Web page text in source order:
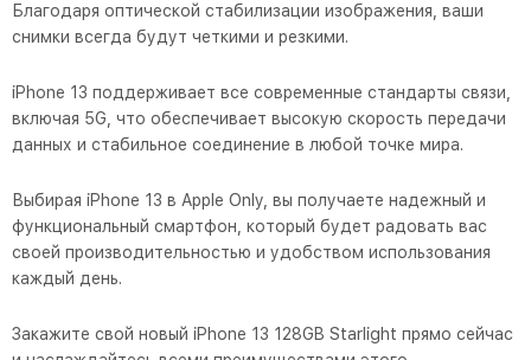
Благодаря оптической стабилизации изображения, ваши
снимки всегда будут четкими и резкими.
iPhone 13 поддерживает все современные стандарты связи,
включая 5G, что обеспечивает высокую скорость передачи
данных и стабильное соединение в любой точке мира.
Выбирая iPhone 13 в Apple Only, вы получаете надежный и
функциональный смартфон, который будет радовать вас
своей производительностью и удобством использования
каждый день.
Закажите свой новый iPhone 13 128GB Starlight прямо сейчас